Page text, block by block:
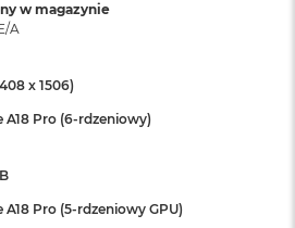
w magazynie
A
x 1506)
A18 Pro (6-rdzeniowy)
A18 Pro (5-rdzeniowy GPU)